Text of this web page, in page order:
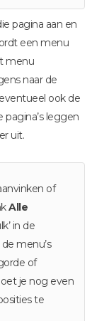
pagina aan en
een menu
menu
naar de
ook de
leggen
uit.
of
Alle
in de
menu’s
of
je nog even
te